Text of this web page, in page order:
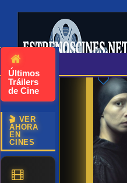
Últimos
Tráilers
de Cine
🎬 VER
AHORA
EN
CINES